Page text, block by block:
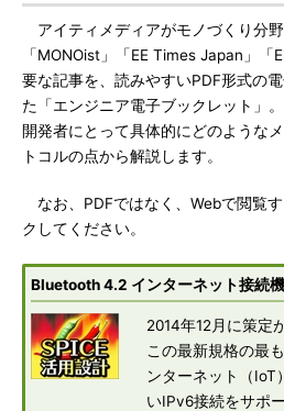
アイティメディアがモノづくり分
「MONOist」「EE Times Japan」
要な記事を、読みやすいPDF形式の
た「エンジニア電子ブックレット」
開発者にとって具体的にどのような
トコルの点から解説します。
なお、PDFではなく、Webで閲覧す
クしてください。
Bluetooth 4.2 インターネット接続
2014年12月に策定
この最新規格の最
ンターネット（IoT
いIPv6接続をサポ